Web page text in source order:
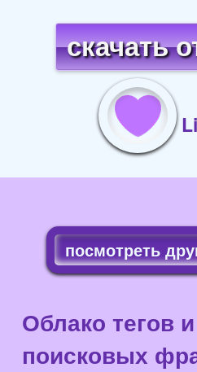
скачать
посмотреть
Облако тегов
поисковых